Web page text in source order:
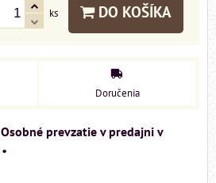
ks DO KOŠÍKA
Doručenia
Osobné prevzatie v predajni v
•